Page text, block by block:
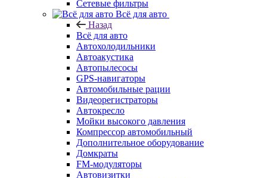
Сетевые фильтры
Всё для авто
Назад
Всё для авто
Автохолодильники
Автоакустика
Автопылесосы
GPS-навигаторы
Автомобильные рации
Видеорегистраторы
Автокресло
Мойки высокого давления
Компрессор автомобильный
Дополнительное оборудование
Домкраты
FM-модуляторы
Автовизитки